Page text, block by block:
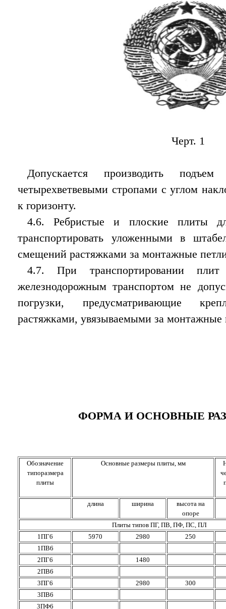
Черт. 1
Допускается производить
четырехветвевыми стропами с углом
к горизонту.
4.6. Ребристые и плоские плиты
транспортировать уложенными в
смещений растяжками за монтажные
4.7. При транспортировании
железнодорожным транспортом не
погрузки, предусматривающие
растяжками, увязываемыми за монтажные
ФОРМА И ОСНОВНЫЕ
Обозначение
типоразмера
плиты
Основные размеры плиты, мм
длина ширина
высота на
опоре
Плиты типов ПГ, ПВ, ПФ, ПС, ПЛ
1ПГ6
5970 2980
250
1ПВ6
2ПГ6
1480
2ПВ6
3ПГ6
2980
300
3ПВ6
3ПФ6